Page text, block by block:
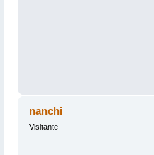
nanchi
Visitante